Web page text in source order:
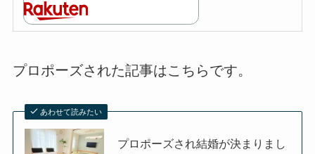
プロポーズされた記事はこちらです。
あわせて読みたい
プロポーズされ結婚が決まりまし